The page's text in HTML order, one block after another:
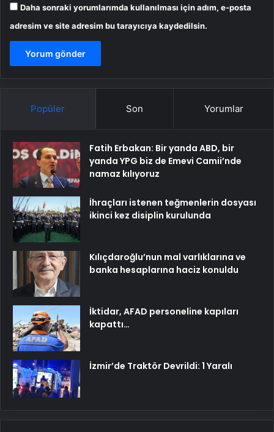
Daha sonraki yorumlarımda kullanılması için adım, e-posta
adresim ve site adresim bu tarayıcıya kaydedilsin.
Popüler Son Yorumlar
Fatih Erbakan: Bir yanda ABD, bir
yanda YPG biz de Emevi Camii’nde
namaz kılıyoruz
İhraçları istenen teğmenlerin dosyası
ikinci kez disiplin kurulunda
Kılıçdaroğlu’nun mal varlıklarına ve
banka hesaplarına haciz konuldu
İktidar, AFAD personeline kapıları
kapattı…
İzmir’de Traktör Devrildi: 1 Yaralı